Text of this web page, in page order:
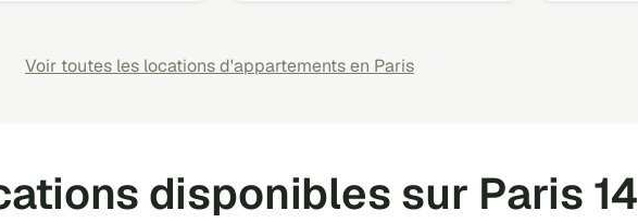
Voir toutes les locations d'appartements en Paris
disponibles sur Paris 14